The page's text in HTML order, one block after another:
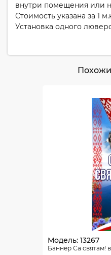
внутри помещения или
Стоимость указана за 1
Установка одного
Модель: 13267
Баннер Са святам!